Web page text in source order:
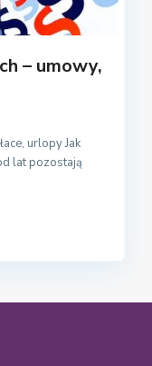
– umowy,
urlopy Jak
lat pozostają